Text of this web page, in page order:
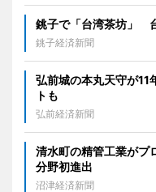
銚子で「台湾茶坊」
銚子経済新聞
弘前城の本丸天守が
トも
弘前経済新聞
清水町の精管工業がプ
分野初進出
沼津経済新聞